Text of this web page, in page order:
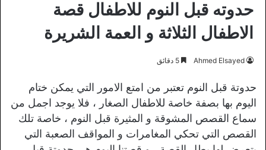
حدوته قبل النوم للاطفال قصة
الاطفال الثلاثة و العمة الشريرة
Ahmed Elsayed
حدوتة قبل النوم تعتبر من امتع الامور التي يمكن ختام
اليوم بها بصفة خاصة للاطفال الصغار ، فلا يوجد اجمل من
سماع القصص المشوقة و المثيرة قبل النوم ، خاصة تلك
القصص التي تحكي المغامرات و المواقف الصعبة التي